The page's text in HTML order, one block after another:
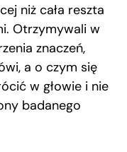
niż cała reszta
Otrzymywali w
znaczeń,
a o czym się
w głowie i nie
badanego